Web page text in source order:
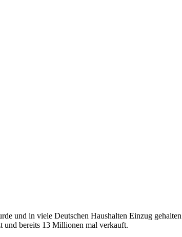
und in viele Deutschen Haushalten Einzug
und bereits 13 Millionen mal verkauft.